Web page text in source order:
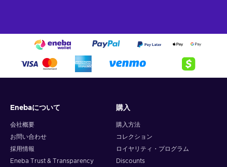
Enebaについて
会社概要
お問い合わせ
採用情報
Eneba Trust & Transparency
購入
購入方法
コレクション
ロイヤリティ・プログラム
Discounts